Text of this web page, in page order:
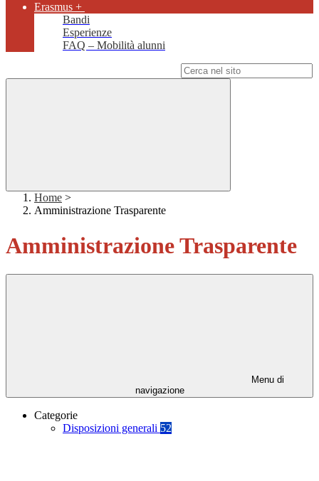
Erasmus +
Bandi
Esperienze
FAQ – Mobilità alunni
Home >
Amministrazione Trasparente
Amministrazione Trasparente
Menu di
navigazione
Categorie
Disposizioni generali 52